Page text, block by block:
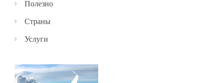
Полезно
Страны
Услуги